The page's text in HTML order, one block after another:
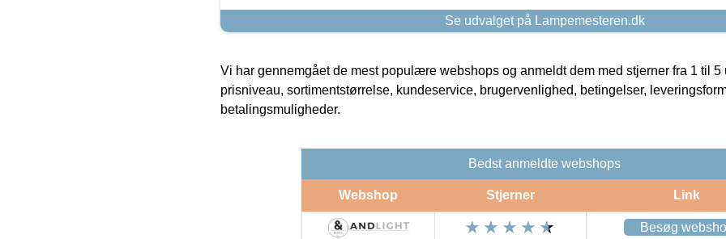
Se udvalget på Lampemesteren.dk
Vi har gennemgået de mest populære webshops og anmeldt dem med stjerner fra 1 til 5
prisniveau, sortimentstørrelse, kundeservice, brugervenlighed, betingelser,
betalingsmuligheder.
Bedst anmeldte webshops
Webshop Stjerner Link
Besøg